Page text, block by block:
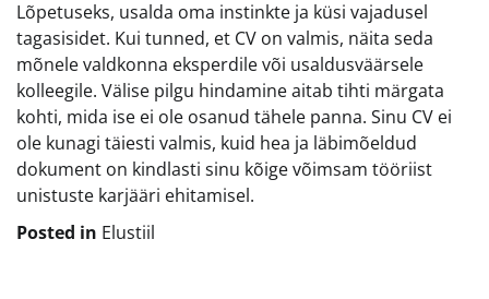
Lõpetuseks, usalda oma instinkte ja küsi vajadusel
tagasisidet. Kui tunned, et CV on valmis, näita seda
mõnele valdkonna eksperdile või usaldusväärsele
kolleegile. Välise pilgu hindamine aitab tihti märgata
kohti, mida ise ei ole osanud tähele panna. Sinu CV ei
ole kunagi täiesti valmis, kuid hea ja läbimõeldud
dokument on kindlasti sinu kõige võimsam tööriist
unistuste karjääri ehitamisel.
Posted in Elustiil